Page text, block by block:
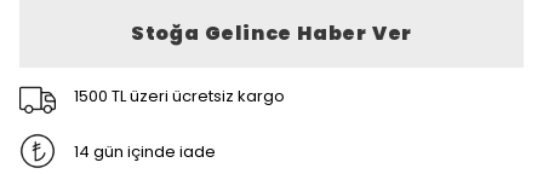
Stoğa Gelince Haber Ver
1500 TL üzeri ücretsiz kargo
14 gün içinde iade